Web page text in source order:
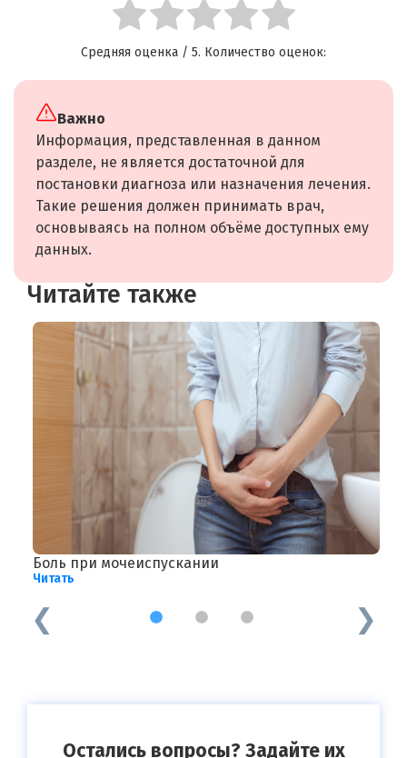
Средняя оценка / 5. Количество оценок:
Важно
Информация, представленная в данном
разделе, не является достаточной для
постановки диагноза или назначения лечения.
Такие решения должен принимать врач,
основываясь на полном объёме доступных ему
данных.
Читайте также
Боль при мочеиспускании
Читать
1 2 3
Остались вопросы? Задайте их